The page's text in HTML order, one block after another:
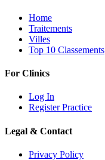
Home
Traitements
Villes
Top 10 Classements
For Clinics
Log In
Register Practice
Legal & Contact
Privacy Policy